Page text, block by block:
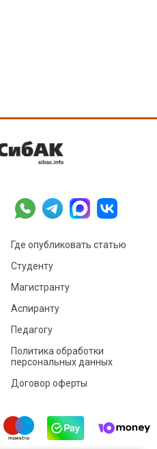
Где опубликовать статью
Студенту
Магистранту
Аспиранту
Педагогу
Политика обработки
персональных данных
Договор оферты